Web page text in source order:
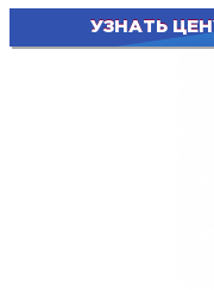
УЗНАТЬ